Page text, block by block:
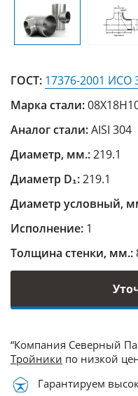
ГОСТ: 17376-2001 ИСО
Марка стали:
Аналог стали:AISI 304
Диаметр, мм.:219.1
Диаметр D₁:219.1
Диаметр условный,
Исполнение: 1
Толщина стенки, мм.:
“Компания Северный
Тройники по низкой
Гарантируем